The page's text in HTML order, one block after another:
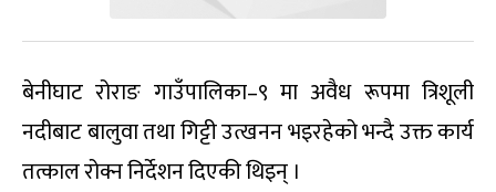
बेनीघाट रोराङ गाउँपालिका–९ मा अवैध रूपमा त्रिशूली
नदीबाट बालुवा तथा गिट्टी उत्खनन भइरहेको भन्दै उक्त कार्य
तत्काल रोक्न निर्देशन दिएकी थिइन् ।